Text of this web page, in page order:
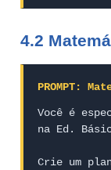
4.2
PROMPT:
Você é
na Ed.
Crie um